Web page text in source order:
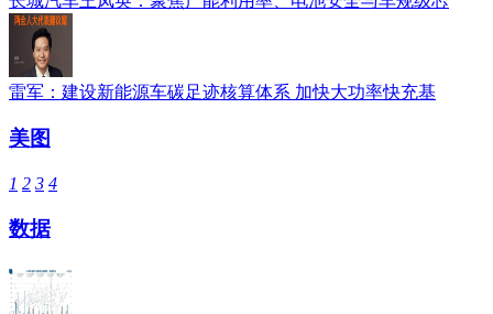
雷军：建设新能源车碳足迹核算体系 加快大功率快充基
美图
1 2 3 4
数据